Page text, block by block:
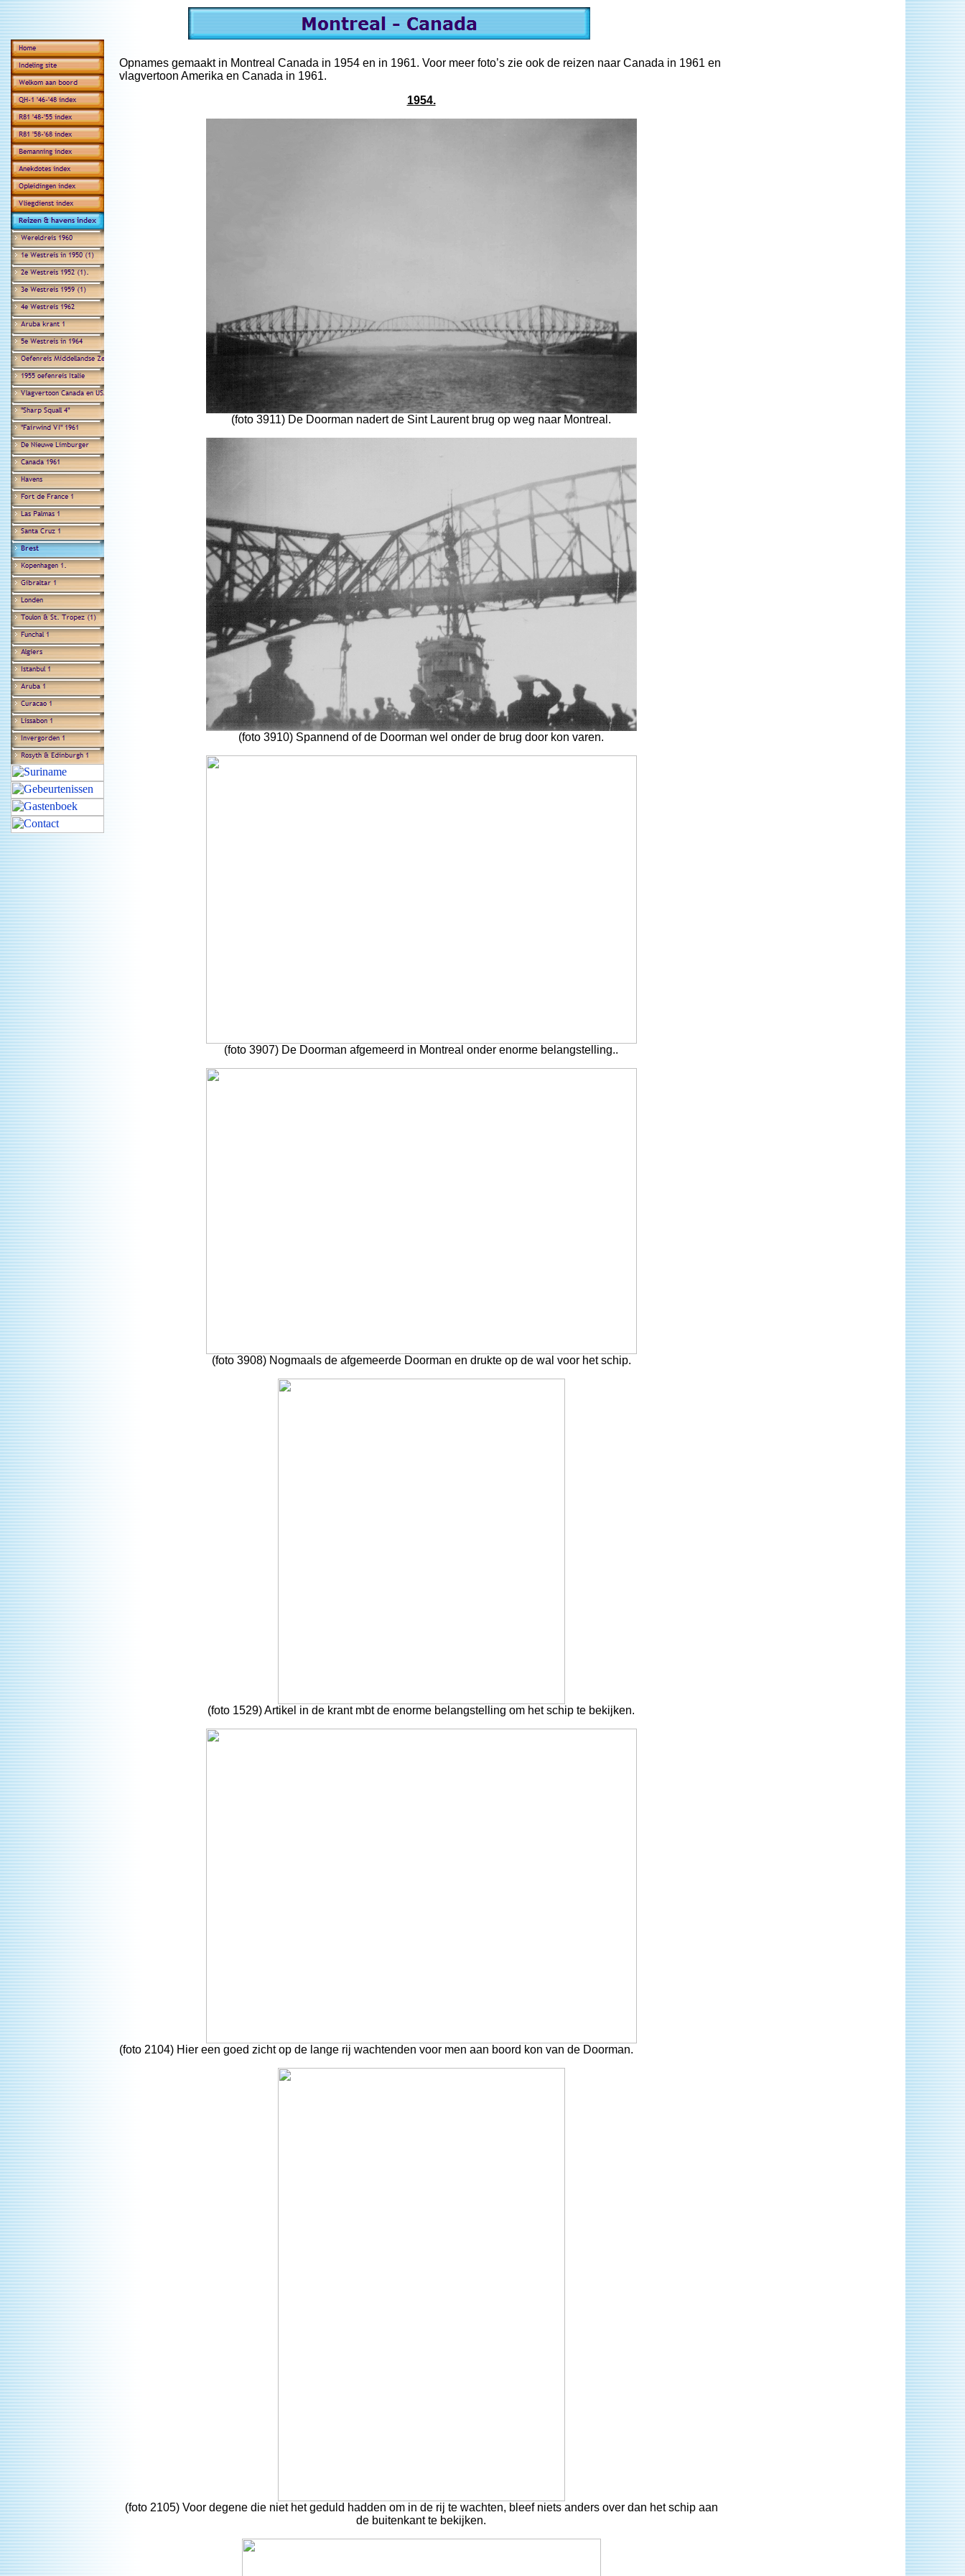
Opnames gemaakt in Montreal Canada in 1954 en in 1961. Voor meer foto’s zie ook de reizen naar Canada in 1961 en
vlagvertoon Amerika en Canada in 1961.
1954.
(foto 3911) De Doorman nadert de Sint Laurent brug op weg naar Montreal.
(foto 3910) Spannend of de Doorman wel onder de brug door kon varen.
(foto 3907) De Doorman afgemeerd in Montreal onder enorme belangstelling..
(foto 3908) Nogmaals de afgemeerde Doorman en drukte op de wal voor het schip.
(foto 1529) Artikel in de krant mbt de enorme belangstelling om het schip te bekijken.
(foto 2104) Hier een goed zicht op de lange rij wachtenden voor men aan boord kon van de Doorman.
(foto 2105) Voor degene die niet het geduld hadden om in de rij te wachten, bleef niets anders over dan het schip aan
de buitenkant te bekijken.